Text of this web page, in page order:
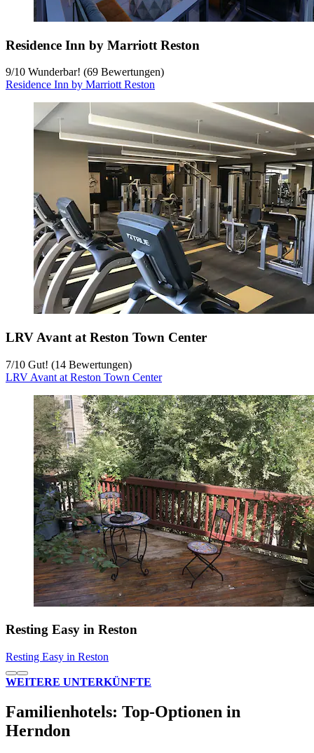
Residence Inn by Marriott Reston
9/10 Wunderbar! (69 Bewertungen)
Residence Inn by Marriott Reston
LRV Avant at Reston Town Center
7/10 Gut! (14 Bewertungen)
LRV Avant at Reston Town Center
Resting Easy in Reston
Resting Easy in Reston
WEITERE UNTERKÜNFTE
Familienhotels: Top-Optionen in
Herndon